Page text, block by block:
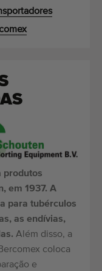
produtos
em 1937. A
para tubérculos
as endívias,
Além disso, a
coloca
e